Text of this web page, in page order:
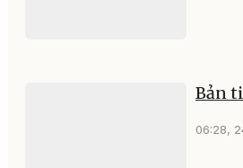
Bản
06:28,